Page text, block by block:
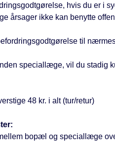
hvis du er i
årsager ikke kan benytte
til
speciallæge, vil du stadig
48 kr. i alt (tur/retur)
bopæl og speciallæge